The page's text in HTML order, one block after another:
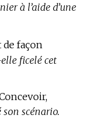
à l’aide d’une
façon
ficelé cet
scénario.